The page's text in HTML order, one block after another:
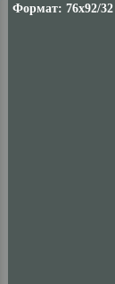
Формат: 76x92/